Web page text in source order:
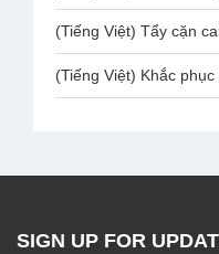
(Tiếng Việt) Tẩy cặn
SIGN UP FOR